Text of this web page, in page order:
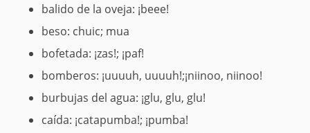
balido de la oveja: ¡beee!
beso: chuic; mua
bofetada: ¡zas!; ¡paf!
bomberos: ¡uuuuh, uuuuh!;¡niinoo, niinoo!
burbujas del agua: ¡glu, glu, glu!
caída: ¡catapumba!; ¡pumba!